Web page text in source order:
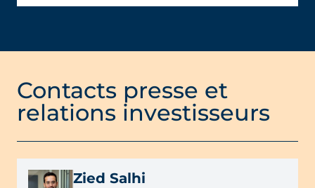
Contacts presse et
relations investisseurs
Zied Salhi